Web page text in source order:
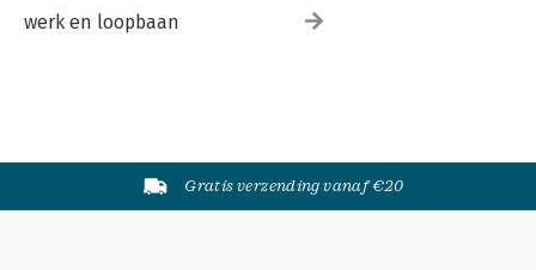
werk en loopbaan
Gratis verzending vanaf €20